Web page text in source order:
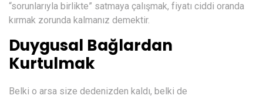
“sorunlarıyla birlikte” satmaya çalışmak, fiyatı ciddi oranda
kırmak zorunda kalmanız demektir.
Duygusal Bağlardan
Kurtulmak
Belki o arsa size dedenizden kaldı, belki de